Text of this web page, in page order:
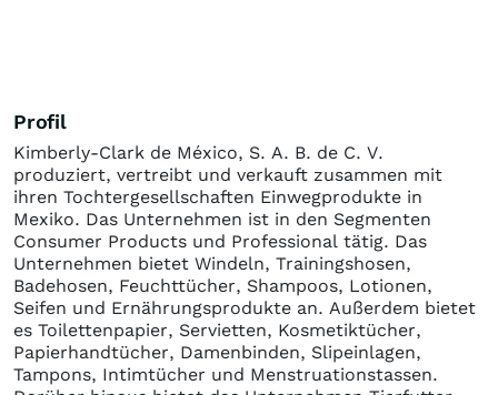
Profil
Kimberly-Clark de México, S. A. B. de C. V.
produziert, vertreibt und verkauft zusammen mit
ihren Tochtergesellschaften Einwegprodukte in
Mexiko. Das Unternehmen ist in den Segmenten
Consumer Products und Professional tätig. Das
Unternehmen bietet Windeln, Trainingshosen,
Badehosen, Feuchttücher, Shampoos, Lotionen,
Seifen und Ernährungsprodukte an. Außerdem bietet
es Toilettenpapier, Servietten, Kosmetiktücher,
Papierhandtücher, Damenbinden, Slipeinlagen,
Tampons, Intimtücher und Menstruationstassen.